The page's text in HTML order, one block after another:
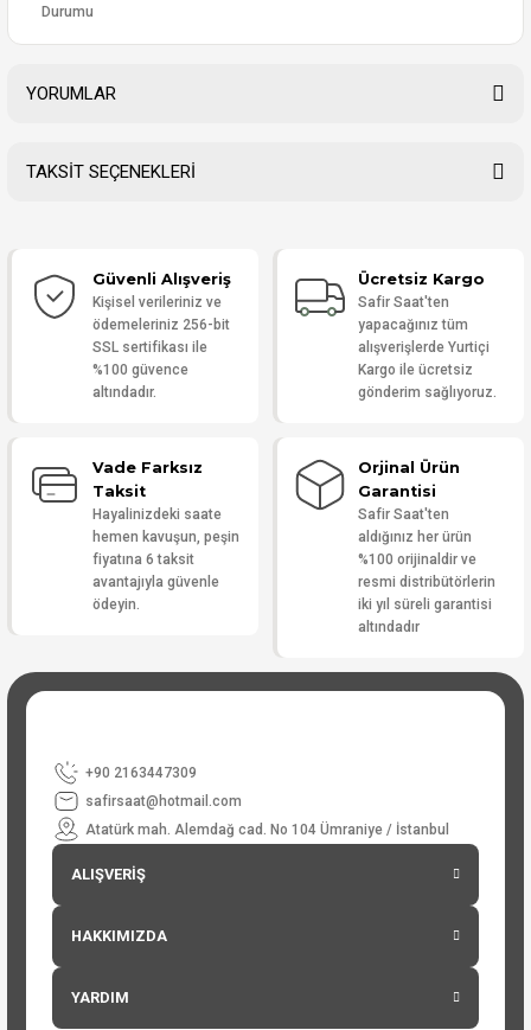
Durumu
YORUMLAR
Yorum Yaz
TAKSİT SEÇENEKLERİ
Güvenli Alışveriş
Kişisel verileriniz ve
ödemeleriniz 256-bit
SSL sertifikası ile
%100 güvence
altındadır.
Ücretsiz Kargo
Safir Saat'ten
yapacağınız tüm
alışverişlerde Yurtiçi
Kargo ile ücretsiz
gönderim sağlıyoruz.
Vade Farksız
Taksit
Hayalinizdeki saate
hemen kavuşun, peşin
fiyatına 6 taksit
avantajıyla güvenle
ödeyin.
Orjinal Ürün
Garantisi
Safir Saat'ten
aldığınız her ürün
%100 orijinaldir ve
resmi distribütörlerin
iki yıl süreli garantisi
altındadır
+90 2163447309
safirsaat@hotmail.com
Atatürk mah. Alemdağ cad. No 104 Ümraniye / İstanbul
ALIŞVERİŞ
HAKKIMIZDA
YARDIM